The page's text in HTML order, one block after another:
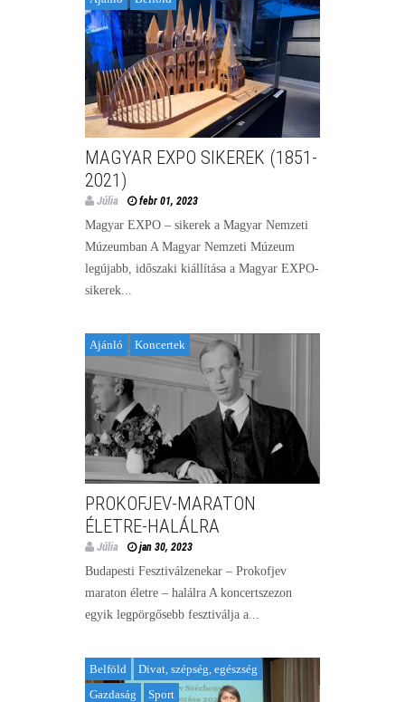
MAGYAR EXPO SIKEREK (1851-
2021)
Júlia febr 01, 2023
Magyar EXPO – sikerek a Magyar Nemzeti
Múzeumban A Magyar Nemzeti Múzeum
legújabb, időszaki kiállítása a Magyar EXPO-
sikerek...
Ajánló Koncertek
PROKOFJEV-MARATON
ÉLETRE-HALÁLRA
Júlia jan 30, 2023
Budapesti Fesztiválzenekar – Prokofjev
maraton életre – halálra A koncertszezon
egyik legpörgősebb fesztiválja a...
Belföld
Divat, szépség, egészség
Gazdaság
Sport